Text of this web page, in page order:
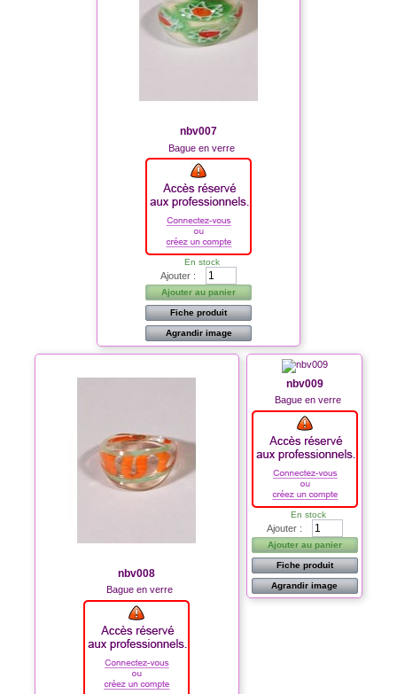
nbv007
Bague en verre
En stock
Ajouter :
Ajouter au panier
Fiche produit
Agrandir image
nbv008
Bague en verre
nbv009
Bague en verre
En stock
Ajouter :
Ajouter au panier
Fiche produit
Agrandir image